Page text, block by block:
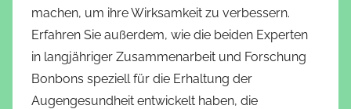
machen, um ihre Wirksamkeit zu verbessern.
Erfahren Sie außerdem, wie die beiden Experten
in langjähriger Zusammenarbeit und Forschung
Bonbons speziell für die Erhaltung der
Augengesundheit entwickelt haben, die